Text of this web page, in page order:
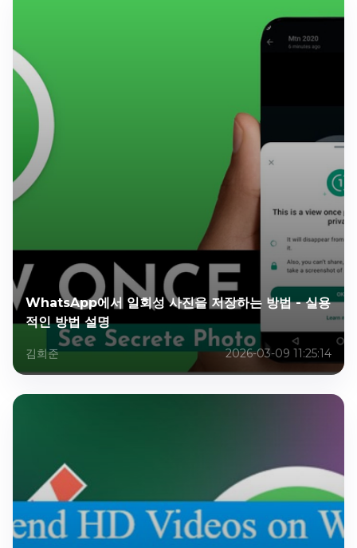
WhatsApp에서 일회성 사진을 저장하는 방법 - 실용
적인 방법 설명
김희준 2026-03-09 11:25:14